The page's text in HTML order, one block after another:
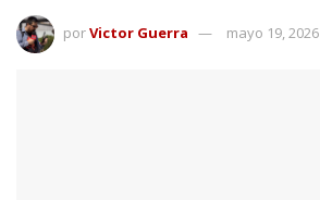
porVictor Guerra mayo 19, 2026